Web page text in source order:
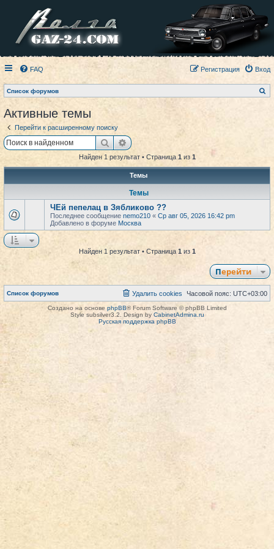
FAQ Вход
Регистрация
Список форумов
о
Активные темы
Перейти к расширенному поиску
ПоискРасширенный поиск
Найден 1 результат • Страница 1из 1
Темы
Темы
ЧЕй пепелац в Зябликово ??
Последнее сообщение nemo210 « Ср авг 05, 2026 16:42 pm
Добавлено в форуме Москва
Найден 1 результат • Страница 1из 1
Перейти
Список форумов Часовой пояс: UTC+03:00
Удалить cookies
Создано на основе phpBB® Forum Software © phpBB Limited
Style subsilver3.2. Design by CabinetAdmina.ru
Русская поддержка phpBB